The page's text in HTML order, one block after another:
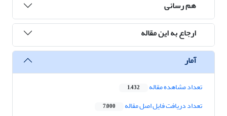
هم رسانی
ارجاع به این مقاله
آمار
تعداد مشاهده مقاله 1,432
تعداد دریافت فایل اصل مقاله 7,000